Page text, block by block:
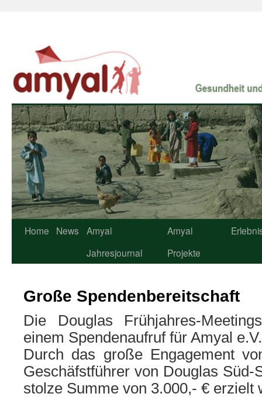
Home News
Amyal
Jahresjournal
Amyal
Projekte
Große Spendenbereitschaft
Die Douglas Frühjahres-
einem Spendenaufruf für Amyal
Durch das große Engagement
Geschäfstführer von Douglas Süd-
stolze Summe von 3.000,- € erzielt